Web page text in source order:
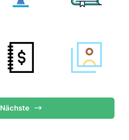
Nächste